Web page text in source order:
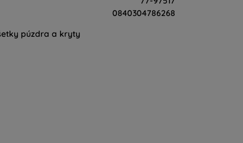
0840304786268
púzdra a kryty